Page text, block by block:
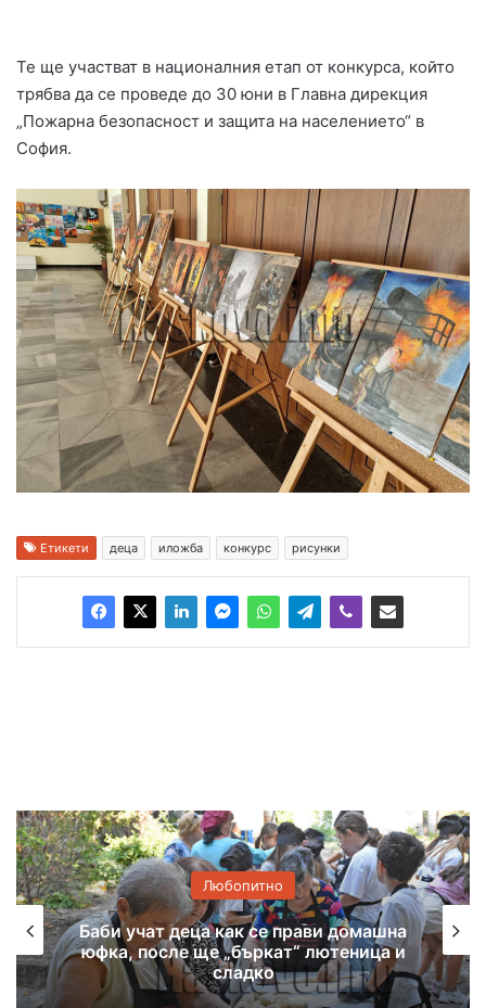
Те ще участват в националния етап от конкурса, който
трябва да се проведе до 30 юни в Главна дирекция
„Пожарна безопасност и защита на населението“ в
София.
Етикети деца иложба конкурс рисунки
Любопитно
деца как се прави домашна
ще „бъркат“ лютеница и
сладко